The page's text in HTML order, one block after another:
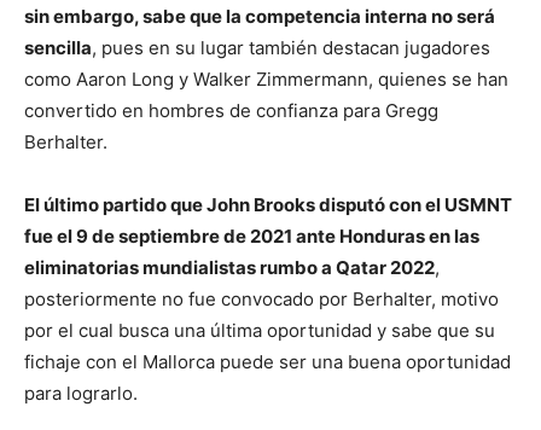
sin embargo, sabe que la competencia interna no será
sencilla, pues en su lugar también destacan jugadores
como Aaron Long y Walker Zimmermann, quienes se han
convertido en hombres de confianza para Gregg
Berhalter.
El último partido que John Brooks disputó con el USMNT
fue el 9 de septiembre de 2021 ante Honduras en las
eliminatorias mundialistas rumbo a Qatar 2022,
posteriormente no fue convocado por Berhalter, motivo
por el cual busca una última oportunidad y sabe que su
fichaje con el Mallorca puede ser una buena oportunidad
para lograrlo.